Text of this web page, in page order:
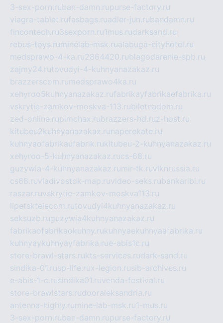
3-sex-porn.ruban-damn.rupurse-factory.ru
viagra-tablet.rufasbags.ruadler-jun.rubandamn.ru
fincontech.ru3sexporn.ru1mus.rudarksand.ru
rebus-toys.ru minelab-msk.rualabuga-cityhotel.ru
medsprawo-4-ka.ru2864420.rublagodarenie-spb.ru
zajmy24.rutovudyi-4-kuhnyanazakaz.ru
brazzerscom.ru medsprawo4ka.ru
xehyroo5kuhnyanazakaz.rufabrikayfabrikaefabrika.ru
vskrytie-zamkov-moskva-113.rubiletnadom.ru
zed-online.rupimchax.rubrazzers-hd.ruz-host.ru
kitubeu2kuhnyanazakaz.ru naperekate.ru
kuhnyaofabrikaufabrik.rukitubeu-2-kuhnyanazakaz.ru
xehyroo-5-kuhnyanazakaz.rucs-68.ru
guzywia-4-kuhnyanazakaz.ru mir-tk.ruvlknrussia.ru
cs68.ruvladivostok-map.ruvideo-seks.rubankaribi.ru
raszar.ruvskrytie-zamkov-moskva113.ru
lipetsktelecom.rutovudyi4kuhnyanazakaz.ru
seksuzb.ruguzywia4kuhnyanazakaz.ru
fabrikaofabrikaokuhny.rukuhnyaekuhnyaafabrika.ru
kuhnyaykuhnyayfabrika.rue-abis1c.ru
store-brawl-stars.rukts-services.rudark-sand.ru
sindika-01.rusp-life.rux-legion.rusib-archives.ru
e-abis-1-c.rusindika01.ruvenda-festival.ru
store-brawlstars.rudooraleksandria.ru
antenna-highly.ru mine-lab-msk.ru1-mus.ru
3-sex-porn.ruban-damn.rupurse-factory.ru